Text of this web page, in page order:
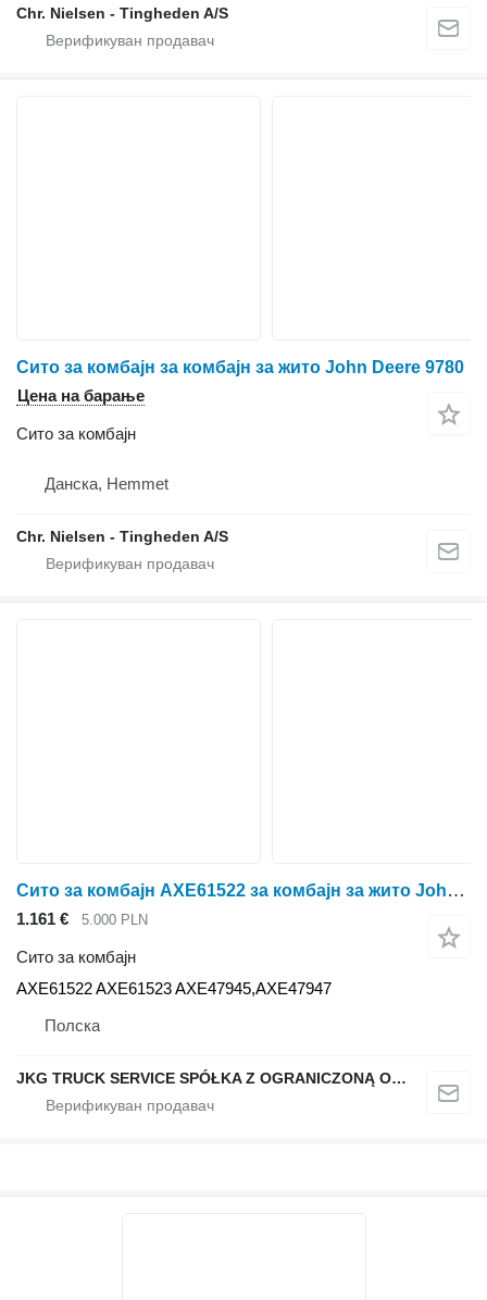
Chr. Nielsen - Tingheden A/S
Сито за комбајн за комбајн за жито John Deere 9780
Цена на барање
Сито за комбајн
Данска, Hemmet
Chr. Nielsen - Tingheden A/S
Сито за комбајн AXE61522 за комбајн за жито John Deere T660
1.161 € 5.000 PLN
Сито за комбајн
AXE61522 AXE61523 AXE47945,AXE47947
Полска
JKG TRUCK SERVICE SPÓŁKA Z OGRANICZONĄ ODPOWIEDZIALNOŚCIĄ